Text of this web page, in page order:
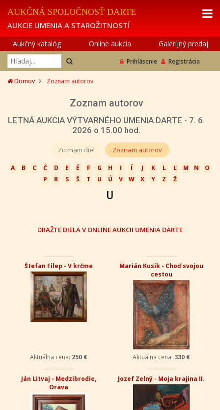
AUKČNÁ SPOLOČNOSŤ DARTE
AUKCIE UMENIA A STAROŽITNOSTÍ
Aukčný katalóg Online aukcia Galerijný predaj
Prihlásenie Registrácia
Domov Zoznam autorov
Zoznam autorov
LETNÁ AUKCIA VÝTVARNÉHO UMENIA DARTE - 7. 6.
2026 o 15.00 hod.
Zoznam diel Zoznam autorov
A B C Č D E É F G H I Í J K L Ľ M N
O
P
R S Š T U Ú V W X Y Z Ž
U
DRAŽTE DIELA V ONLINE AUKCII UMENIA DARTE
Štefan Filep - V krčme
Aktuálna cena: 250 €
Marián Kusik - Choď svojou
cestou
Aktuálna cena: 330 €
Ján Litvaj - Medzibrodie,
Orava
Jozef Zelný - Moja krajina II.